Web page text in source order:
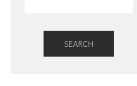
SEARCH